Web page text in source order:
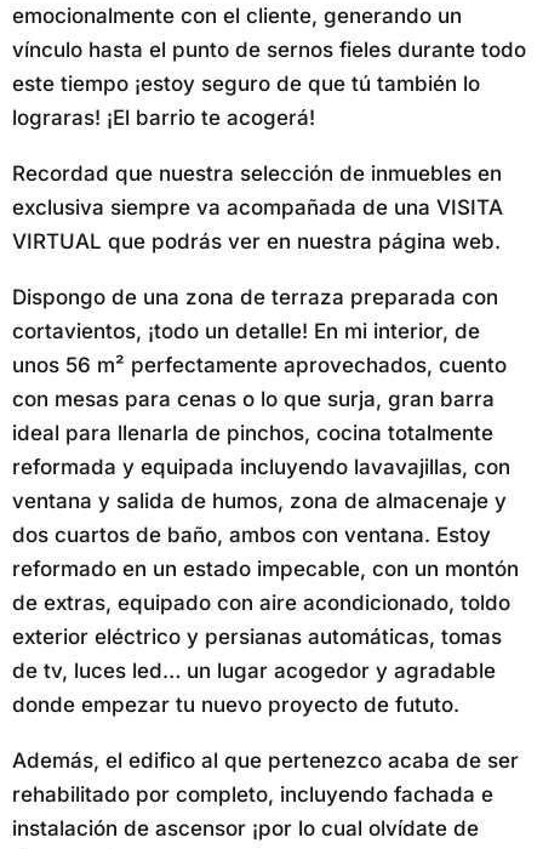
emocionalmente con el cliente, generando un
vínculo hasta el punto de sernos fieles durante todo
este tiempo ¡estoy seguro de que tú también lo
lograras! ¡El barrio te acogerá!
Recordad que nuestra selección de inmuebles en
exclusiva siempre va acompañada de una VISITA
VIRTUAL que podrás ver en nuestra página web.
Dispongo de una zona de terraza preparada con
cortavientos, ¡todo un detalle! En mi interior, de
unos 56 m² perfectamente aprovechados, cuento
con mesas para cenas o lo que surja, gran barra
ideal para llenarla de pinchos, cocina totalmente
reformada y equipada incluyendo lavavajillas, con
ventana y salida de humos, zona de almacenaje y
dos cuartos de baño, ambos con ventana. Estoy
reformado en un estado impecable, con un montón
de extras, equipado con aire acondicionado, toldo
exterior eléctrico y persianas automáticas, tomas
de tv, luces led… un lugar acogedor y agradable
donde empezar tu nuevo proyecto de fututo.
Además, el edifico al que pertenezco acaba de ser
rehabilitado por completo, incluyendo fachada e
instalación de ascensor ¡por lo cual olvídate de